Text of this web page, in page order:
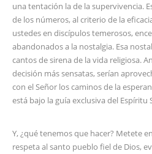
una tentación la de la supervivencia.
de los números, al criterio de la
ustedes en discípulos temerosos,
abandonados a la nostalgia. Esa
cantos de sirena de la vida religiosa.
decisión más sensatas, serían
con el Señor los caminos de la
está bajo la guía exclusiva del Espíritu
Y, ¿qué tenemos que hacer? Metete
respeta al santo pueblo fiel de Dios,